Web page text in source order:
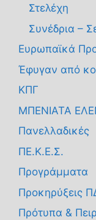
Στελέχη
Συνέδρια –
Ευρωπαϊκά
Έφυγαν από
ΚΠΓ
ΜΠΕΝΙΑΤΑ
Πανελλαδικές
ΠΕ.Κ.Ε.Σ.
Προγράμματα
Προκηρύξεις
Πρότυπα &